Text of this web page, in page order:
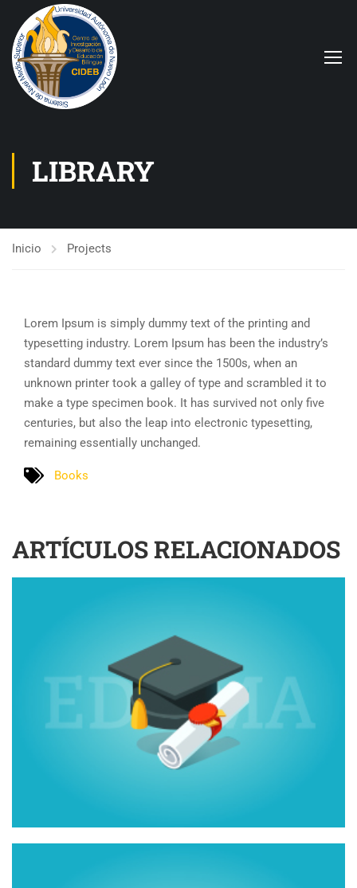
LIBRARY
Inicio Projects
Lorem Ipsum is simply dummy text of the printing and
typesetting industry. Lorem Ipsum has been the industry’s
standard dummy text ever since the 1500s, when an
unknown printer took a galley of type and scrambled it to
make a type specimen book. It has survived not only five
centuries, but also the leap into electronic typesetting,
remaining essentially unchanged.
Books
ARTÍCULOS RELACIONADOS